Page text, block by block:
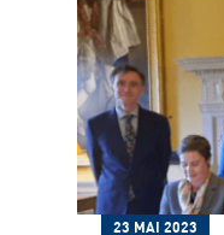
23 MAI 2023